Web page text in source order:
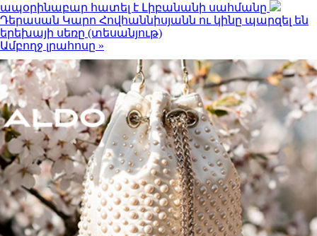
ապօրինաբար հատել է Լիբանանի սահմանը
Դերասան Կարո Հովհաննիսյանն ու կինը պարզել են
երեխայի սեռը (տեսանյութ)
Ամբողջ լրահոսը »